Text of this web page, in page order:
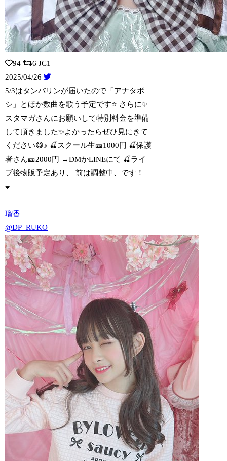
94 6 JC1
2025/04/26
5/3はタンバリンが届いたので「アナタボ
シ」とほか数曲を歌う予定です⭐ さらに✨
スタマガさんにお願いして特別料金を準備
して頂きました✨よかったらぜひ見にきて
ください😋♪ 🍒スクール生🎫1000円 🍒保護
者さん🎫2000円 →DMかLINEにて 🍒ライ
ブ後物販予定あり、 前は調整中、です！
瑠香
@DP_RUKO